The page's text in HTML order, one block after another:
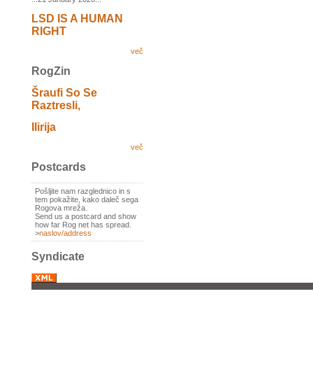
LSD IS A HUMAN
RIGHT
več
RogZin
Šraufi So Se
Raztresli,
Ilirija
več
Postcards
Pošljite nam razglednico in s
tem pokažite, kako daleč sega
Rogova mreža.
Send us a postcard and show
how far Rog net has spread.
>naslov/address
Syndicate